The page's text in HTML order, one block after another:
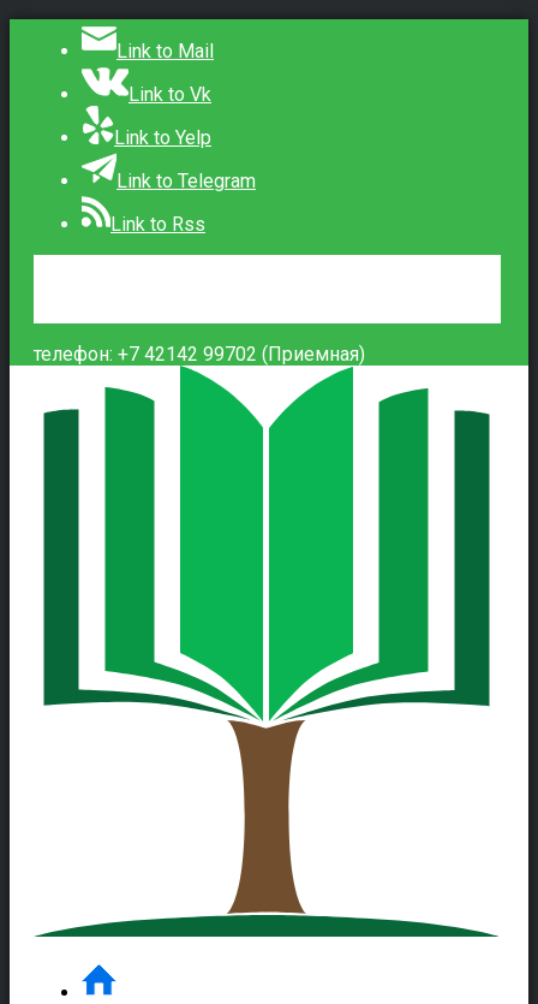
Link to Mail
Link to Vk
Link to Yelp
Link to Telegram
Link to Rss
телефон: +7 42142 99702 (Приемная)